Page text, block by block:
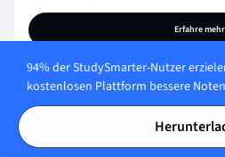
Erfahre mehr
94% der StudySmarter-Nutzer
kostenlosen Plattform bessere